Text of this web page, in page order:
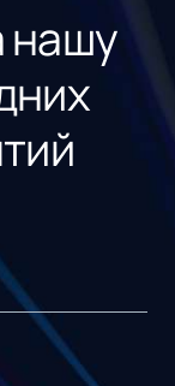
нашу